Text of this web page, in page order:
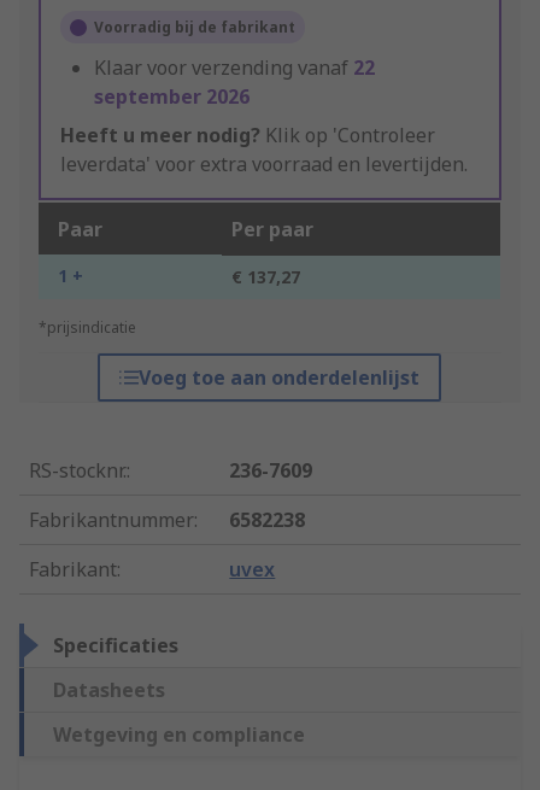
Voorradig bij de fabrikant
Klaar voor verzending vanaf 22
september 2026
Heeft u meer nodig? Klik op 'Controleer
leverdata' voor extra voorraad en levertijden.
Paar Per paar
1 + € 137,27
*prijsindicatie
Voeg toe aan onderdelenlijst
RS-stocknr.:
236-7609
Fabrikantnummer:
6582238
Fabrikant: uvex
Specificaties
Datasheets
Wetgeving en compliance